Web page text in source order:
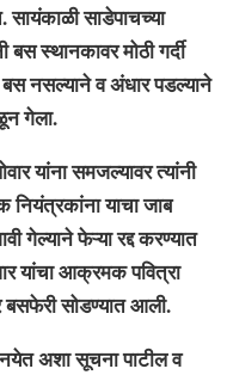
साडेपाचच्या
बस स्थानकावर मोठी गर्दी
बस नसल्याने व अंधार पडल्याने
गेला.
यांना समजल्यावर त्यांनी
याचा जाब
गेल्याने फेऱ्या रद्द करण्यात
यांचा आक्रमक पवित्रा
बसफेरी सोडण्यात आली.
अशा सूचना पाटील व